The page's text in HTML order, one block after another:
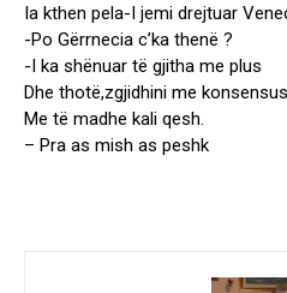
Ia kthen pela-I jemi drejtuar
-Po Gërrnecia c’ka thenë ?
-I ka shënuar të gjitha me plus
Dhe thotë,zgjidhini me
Me të madhe kali qesh.
– Pra as mish as peshk